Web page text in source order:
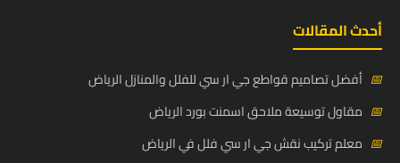
أحدث المقالات
📅 أفضل تصاميم قواطع جي ار سي للفلل والمنازل الرياض
📅 مقاول توسيعة ملاحق اسمنت بورد الرياض
📅 معلم تركيب نقش جي ار سي فلل في الرياض